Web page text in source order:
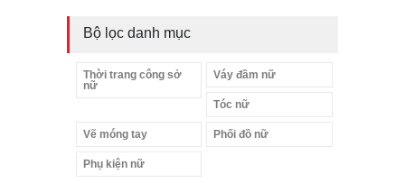
Bộ lọc danh mục
Thời trang công sở
nữ
Váy đầm nữ
Tóc nữ
Vẽ móng tay Phối đồ nữ
Phụ kiện nữ